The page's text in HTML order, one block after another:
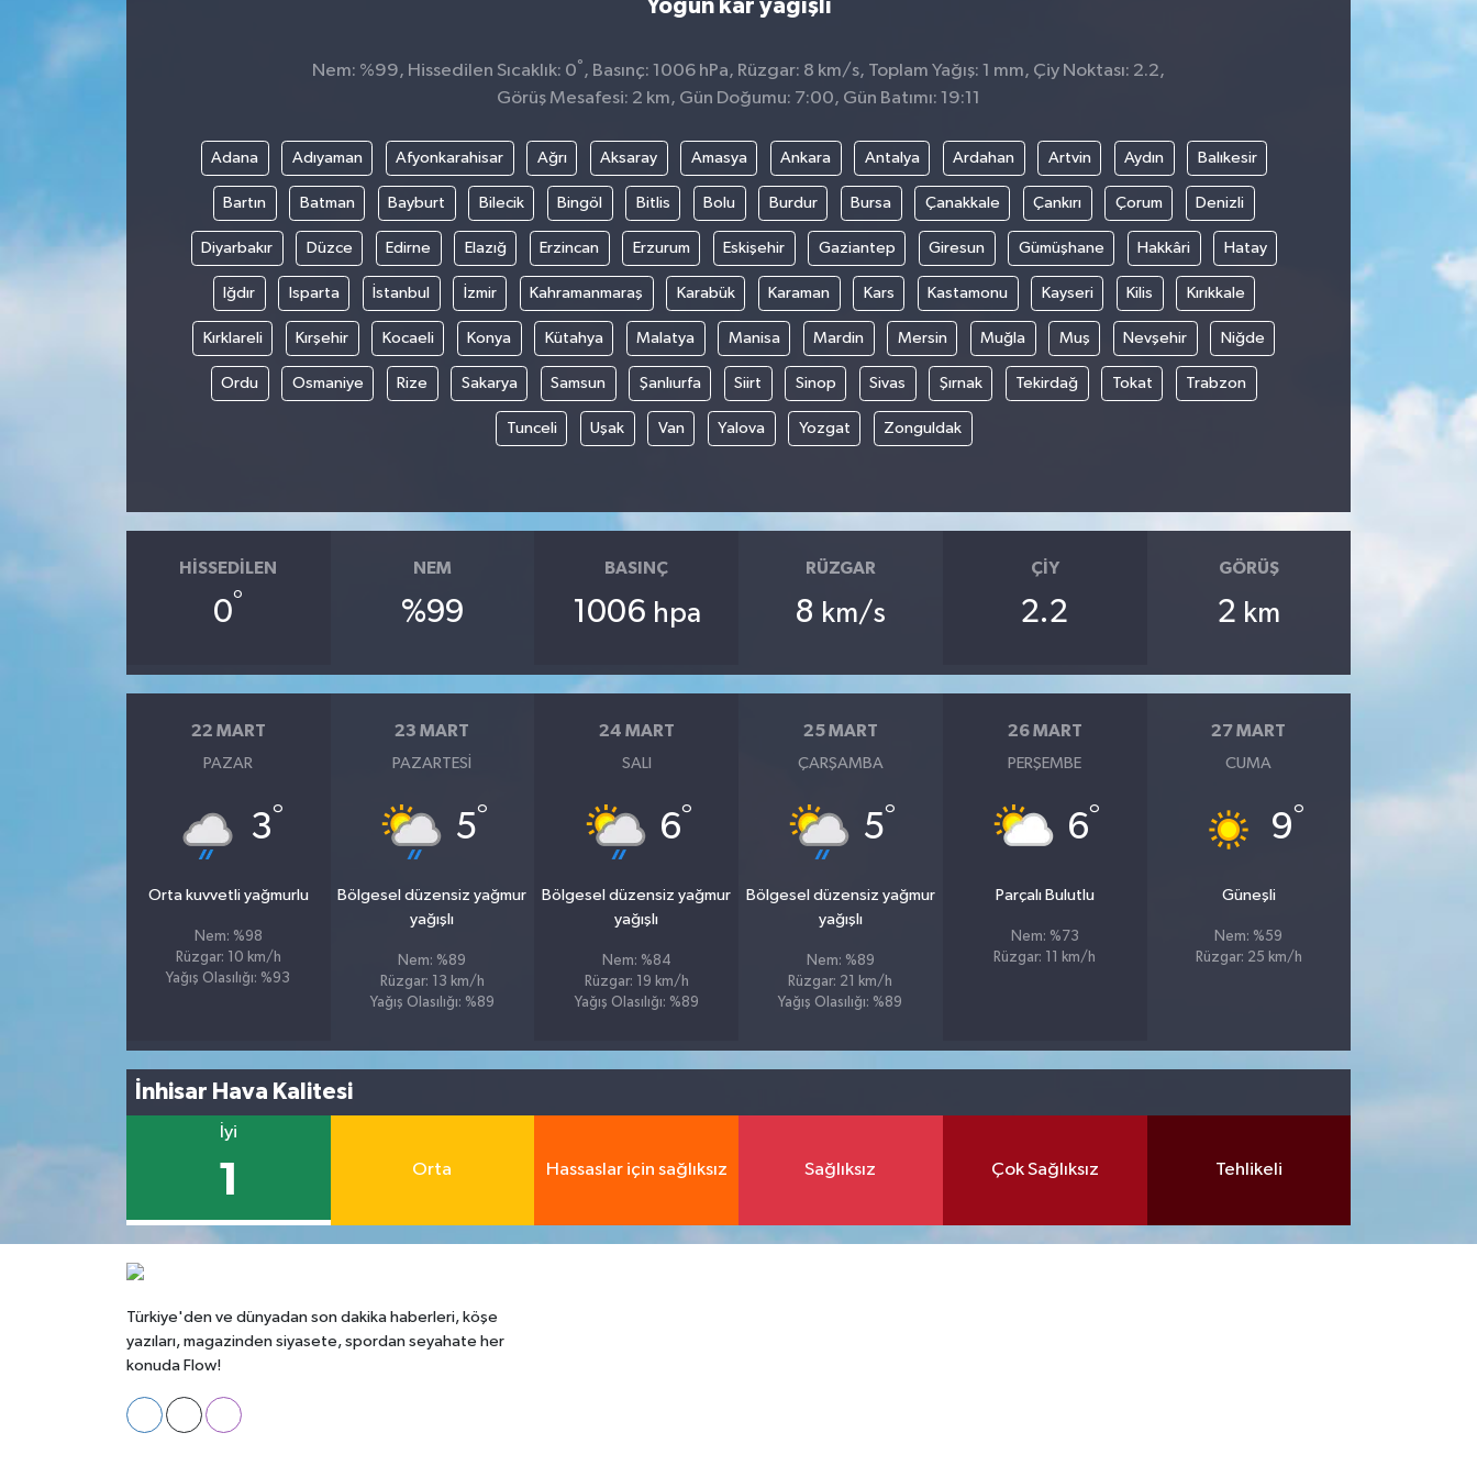
Yoğun kar yağışlı
Nem: %99, Hissedilen Sıcaklık: 0° , Basınç: 1006 hPa, Rüzgar: 8 km/s, Toplam Yağış: 1 mm, Çiy Noktası: 2.2,
Görüş Mesafesi: 2 km, Gün Doğumu: 7:00, Gün Batımı: 19:11
Adana Adıyaman Afyonkarahisar Ağrı Aksaray Amasya Ankara Antalya Ardahan Artvin Aydın Balıkesir
Bartın Batman Bayburt Bilecik Bingöl Bitlis Bolu Burdur Bursa Çanakkale Çankırı Çorum Denizli
Diyarbakır Düzce Edirne Elazığ Erzincan Erzurum Eskişehir Gaziantep Giresun Gümüşhane Hakkâri Hatay
Iğdır Isparta İstanbul İzmir Kahramanmaraş Karabük Karaman Kars Kastamonu Kayseri Kilis Kırıkkale
Kırklareli Kırşehir Kocaeli Konya Kütahya Malatya Manisa Mardin Mersin Muğla Muş Nevşehir Niğde
Ordu Osmaniye Rize Sakarya Samsun Şanlıurfa Siirt Sinop Sivas Şırnak Tekirdağ Tokat Trabzon
Tunceli Uşak Van Yalova Yozgat Zonguldak
HISSEDILEN
0°
NEM
%99
BASINÇ
1006 hpa
RÜZGAR
8 km/s
ÇIY
2.2
GÖRÜŞ
2 km
22 MART
PAZAR
3°
Orta kuvvetli yağmurlu
Nem: %98
Rüzgar: 10 km/h
Yağış Olasılığı: %93
23 MART
PAZARTESI
5°
Bölgesel düzensiz yağmur
yağışlı
Nem: %89
Rüzgar: 13 km/h
Yağış Olasılığı: %89
24 MART
SALI
6°
Bölgesel düzensiz yağmur
yağışlı
Nem: %84
Rüzgar: 19 km/h
Yağış Olasılığı: %89
25 MART
ÇARŞAMBA
5°
Bölgesel düzensiz yağmur
yağışlı
Nem: %89
Rüzgar: 21 km/h
Yağış Olasılığı: %89
26 MART
PERŞEMBE
6°
Parçalı Bulutlu
Nem: %73
Rüzgar: 11 km/h
27 MART
CUMA
9°
Güneşli
Nem: %59
Rüzgar: 25 km/h
İnhisar Hava Kalitesi
İyi
1 Orta Hassaslar için sağlıksız Sağlıksız Çok Sağlıksız Tehlikeli
Türkiye'den ve dünyadan son dakika haberleri, köşe
yazıları, magazinden siyasete, spordan seyahate her
konuda Flow!